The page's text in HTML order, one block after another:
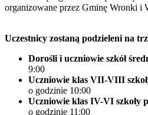
organizowane przez Gminę Wronki i
Uczestnicy zostaną podzieleni na
Dorośli i uczniowie szkół
9:00
Uczniowie klas VII-VIII
o godzinie 10:00
Uczniowie klas IV-VI szkoły
o godzinie 11:00